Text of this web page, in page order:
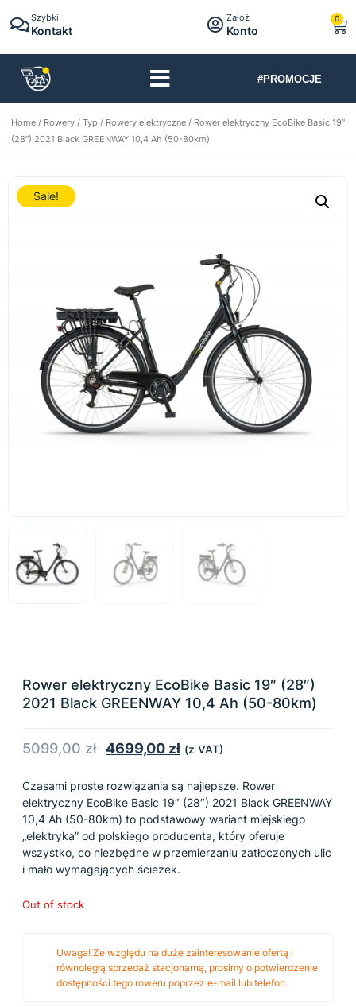
Szybki
Kontakt
Załóż
Konto
0
#PROMOCJE
Home / Rowery / Typ / Rowery elektryczne / Rower elektryczny EcoBike Basic 19″
(28″) 2021 Black GREENWAY 10,4 Ah (50-80km)
Sale!
Rower elektryczny EcoBike Basic 19″ (28″)
2021 Black GREENWAY 10,4 Ah (50-80km)
5099,00zł 4699,00 zł (z VAT)
Czasami proste rozwiązania są najlepsze. Rower
elektryczny EcoBike Basic 19″ (28″) 2021 Black GREENWAY
10,4 Ah (50-80km) to podstawowy wariant miejskiego
„elektryka” od polskiego producenta, który oferuje
wszystko, co niezbędne w przemierzaniu zatłoczonych ulic
i mało wymagających ścieżek.
Out of stock
Uwaga! Ze względu na duże zainteresowanie ofertą i
równoległą sprzedaż stacjonarną, prosimy o potwierdzenie
dostępności tego roweru poprzez e-mail lub telefon.